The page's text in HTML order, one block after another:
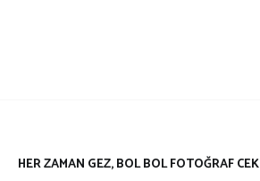
HER ZAMAN GEZ, BOL BOL FOTOĞRAF CEK